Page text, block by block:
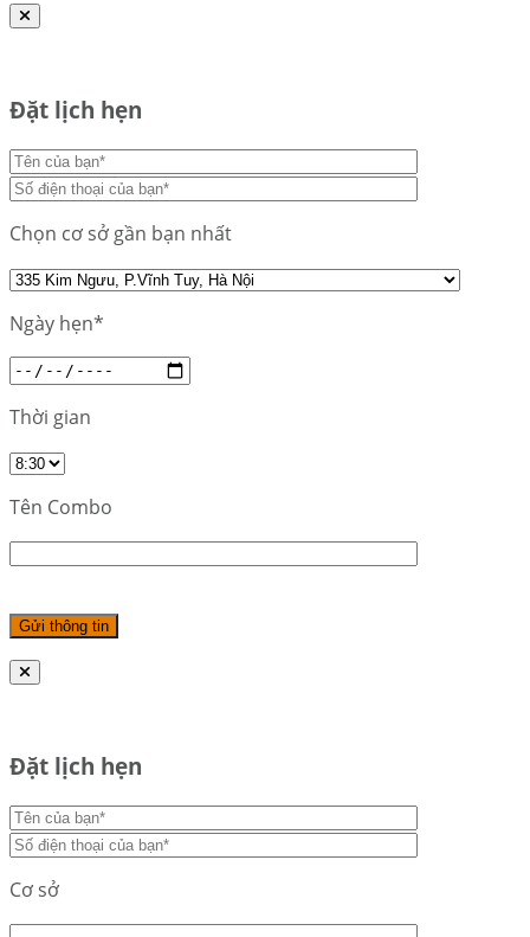
Đặt lịch hẹn
Chọn cơ sở gần bạn nhất
Ngày hẹn*
Thời gian
Tên Combo
Đặt lịch hẹn
Cơ sở